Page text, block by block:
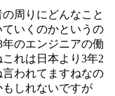
周りにどんなこと
いくのかというの
のエンジニアの働
れは日本より3年2
われてますねなの
しれないですが